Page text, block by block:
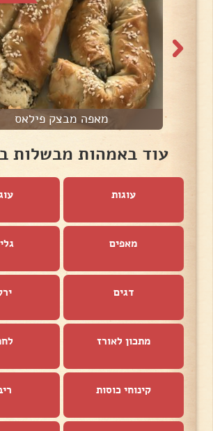
מאפה מבצק פילאס
עוד באמהות מבשלות
עוגות
מאפים
דגים
מתכון לאורז
קינוחי כוסות